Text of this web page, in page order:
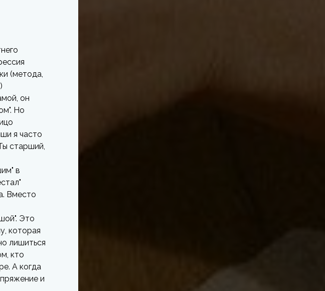
(метода,
он
Но
я часто
старший,
в
Вместо
Это
которая
лишиться
кто
А когда
и